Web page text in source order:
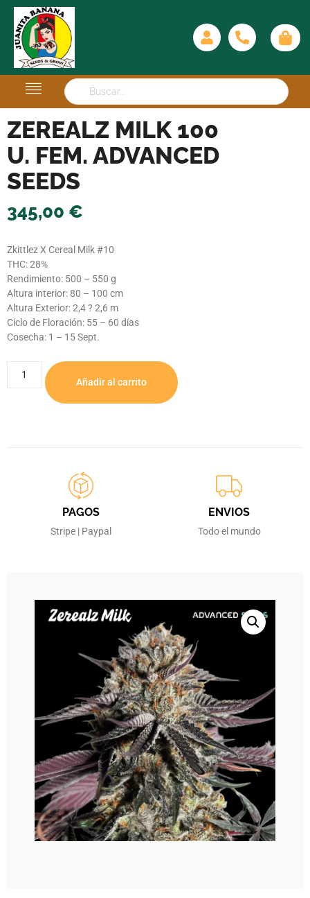
ZEREALZ MILK 100
U. FEM. ADVANCED
SEEDS
345,00 €
Zkittlez X Cereal Milk #10
THC: 28%
Rendimiento: 500 – 550 g
Altura interior: 80 – 100 cm
Altura Exterior: 2,4 ? 2,6 m
Ciclo de Floración: 55 – 60 días
Cosecha: 1 – 15 Sept.
Añadir al carrito
PAGOS
Stripe | Paypal
ENVIOS
Todo el mundo